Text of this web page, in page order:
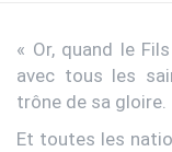
« Or, quand le
avec tous les
trône de sa gloire.
Et toutes les